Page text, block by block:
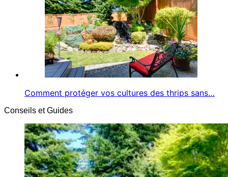
Comment protéger vos cultures des thrips sans…
Conseils et Guides